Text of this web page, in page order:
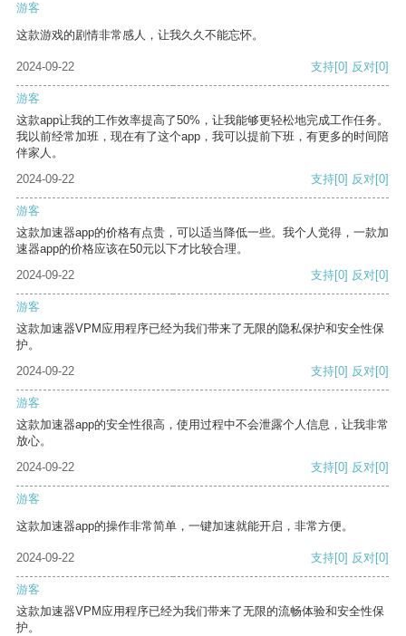
游客
这款游戏的剧情非常感人，让我久久不能忘怀。
2024-09-22 支持[0] 反对[0]
游客
这款app让我的工作效率提高了50%，让我能够更轻松地完成工作任务。
我以前经常加班，现在有了这个app，我可以提前下班，有更多的时间陪
伴家人。
2024-09-22
支持[0] 反对[0]
游客
这款加速器app的价格有点贵，可以适当降低一些。我个人觉得，一款加
速器app的价格应该在50元以下才比较合理。
2024-09-22
支持[0] 反对[0]
游客
这款加速器VPM应用程序已经为我们带来了无限的隐私保护和安全性保
护。
2024-09-22
支持[0] 反对[0]
游客
这款加速器app的安全性很高，使用过程中不会泄露个人信息，让我非常
放心。
2024-09-22
支持[0] 反对[0]
游客
这款加速器app的操作非常简单，一键加速就能开启，非常方便。
2024-09-22 支持[0] 反对[0]
游客
这款加速器VPM应用程序已经为我们带来了无限的流畅体验和安全性保
护。